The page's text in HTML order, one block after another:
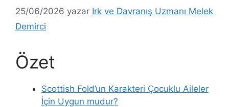
25/06/2026 yazar Irk ve Davranış Uzmanı Melek
Demirci
Özet
Scottish Fold’un Karakteri Çocuklu Aileler
İçin Uygun mudur?